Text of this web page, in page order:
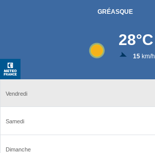
GRÉASQUE
28°C
15km/h
Vendredi
Samedi
Dimanche